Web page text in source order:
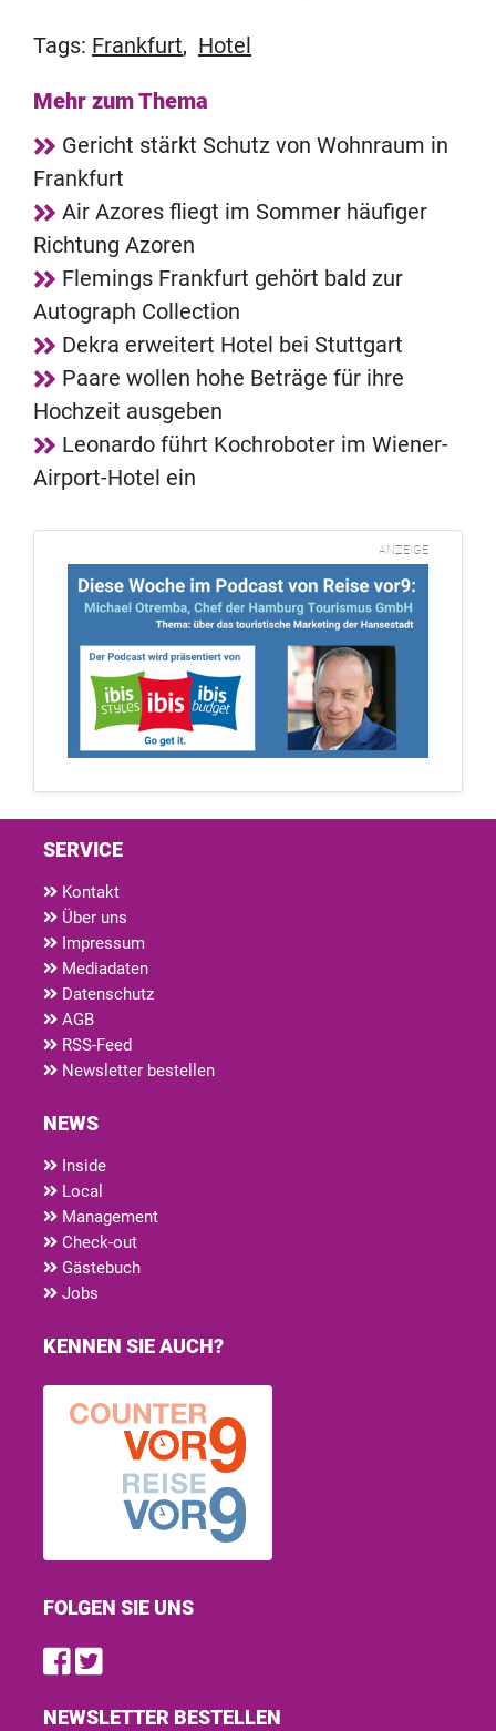
Tags: Frankfurt, Hotel
Mehr zum Thema
Gericht stärkt Schutz von Wohnraum in
Frankfurt
Air Azores fliegt im Sommer häufiger
Richtung Azoren
Flemings Frankfurt gehört bald zur
Autograph Collection
Dekra erweitert Hotel bei Stuttgart
Paare wollen hohe Beträge für ihre
Hochzeit ausgeben
Leonardo führt Kochroboter im Wiener-
Airport-Hotel ein
ANZEIGE
SERVICE
Kontakt
Über uns
Impressum
Mediadaten
Datenschutz
AGB
RSS-Feed
Newsletter bestellen
NEWS
Inside
Local
Management
Check-out
Gästebuch
Jobs
KENNEN SIE AUCH?
FOLGEN SIE UNS
Find us on Facebook
Follow us on Twitter
NEWSLETTER BESTELLEN